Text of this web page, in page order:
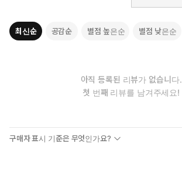
최신순 공감순 별점 높은순 별점 낮은순
아직 등록된 리뷰가 없습니다.
첫 번째 리뷰를 남겨주세요!
구매자 표시 기준은 무엇인가요?